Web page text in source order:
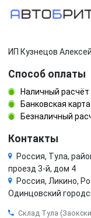
ИП Кузнецов
Способ оплаты
Наличный расчёт
Банковская карта
Безналичный
Контакты
Россия, Тула,
проезд 3-й, дом 4
Россия, Ликино,
Одинцовский
Склад Тула